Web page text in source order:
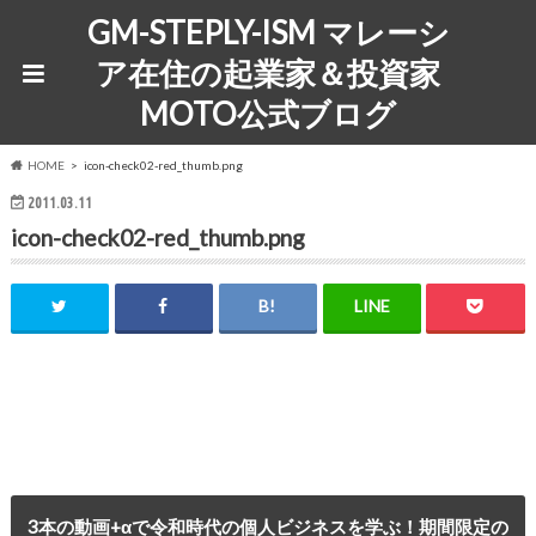
GM-STEPLY-ISM マレーシ
ア在住の起業家＆投資家
MOTO公式ブログ
HOME icon-check02-red_thumb.png
2011.03.11
icon-check02-red_thumb.png
3本の動画+αで令和時代の個人ビジネスを学ぶ！期間限定の